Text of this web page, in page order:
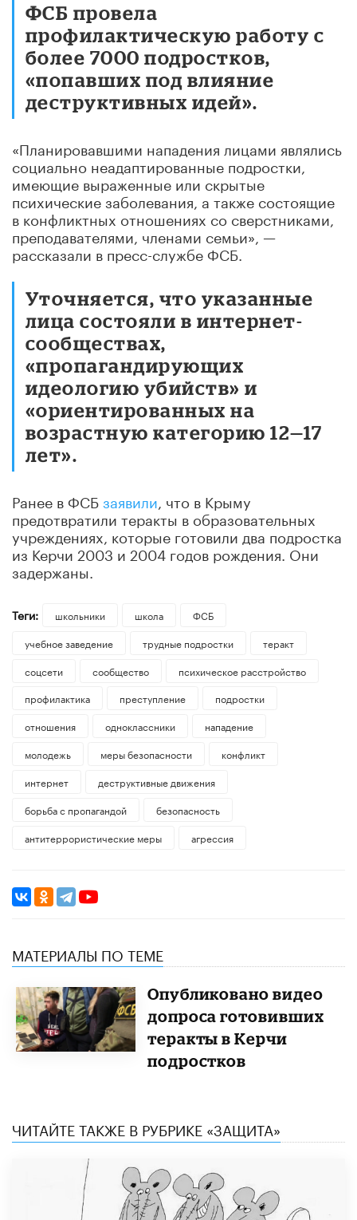
ФСБ провела
профилактическую работу с
более 7000 подростков,
«попавших под влияние
деструктивных идей».
«Планировавшими нападения лицами являлись
социально неадаптированные подростки,
имеющие выраженные или скрытые
психические заболевания, а также состоящие
в конфликтных отношениях со сверстниками,
преподавателями, членами семьи», —
рассказали в пресс-службе ФСБ.
Уточняется, что указанные
лица состояли в интернет-
сообществах,
«пропагандирующих
идеологию убийств» и
«ориентированных на
возрастную категорию 12—17
лет».
Ранее в ФСБзаявили , что в Крыму
предотвратили теракты в образовательных
учреждениях, которые готовили два подростка
из Керчи 2003 и 2004 годов рождения. Они
задержаны.
Теги: школьники школа
ФСБ
учебное заведение
трудные подростки
теракт
соцсети
сообщество
психическое расстройство
профилактика
преступление
подростки
отношения
одноклассники
нападение
молодежь
меры безопасности
конфликт
интернет
деструктивные движения
борьба с пропагандой
безопасность
антитеррористические меры
агрессия
МАТЕРИАЛЫ ПО ТЕМЕ
Опубликовано видео
допроса готовивших
теракты в Керчи
подростков
ЧИТАЙТЕ ТАКЖЕ В РУБРИКЕ «ЗАЩИТА»